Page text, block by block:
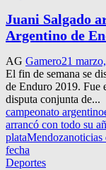
Juani Salgado
Argentino de
AG Gamero21
El fin de semana se
de Enduro 2019. Fue
disputa conjunta de...
campeonato argentino
arrancó con todo su
plataMendozanoticias
fecha
Deportes